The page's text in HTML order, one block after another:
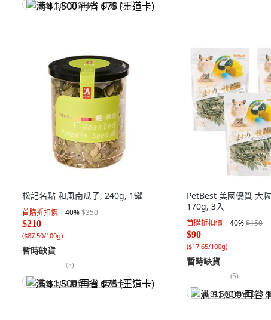
满 $1,500 再省 $75 (王道卡)
松記名點 和風南瓜子, 240g, 1罐
首購折扣價 40%$350
$210
($87.50/100g)
暫時缺貨
(5)
满 $1,500 再省 $75 (王道卡)
PetBest 美國優質 大
170g, 3入
首購折扣價 40%$150
$90
($17.65/100g)
暫時缺貨
(5)
满 $1,500 再省 $75 (